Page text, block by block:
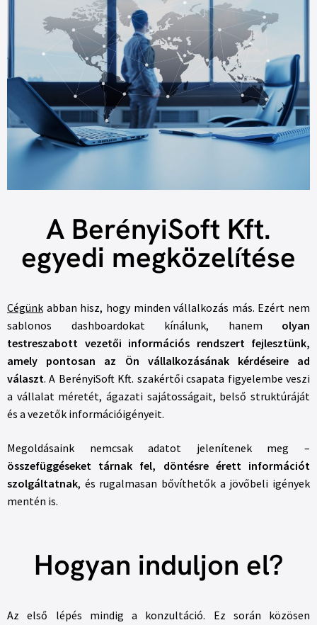
A BerényiSoft Kft.
egyedi megközelítése
Cégünk abban hisz, hogy minden vállalkozás más. Ezért nem
sablonos dashboardokat kínálunk, hanem olyan
testreszabott vezetői információs rendszert fejlesztünk,
amely pontosan az Ön vállalkozásának kérdéseire ad
választ. A BerényiSoft Kft. szakértői csapata figyelembe veszi
a vállalat méretét, ágazati sajátosságait, belső struktúráját
és a vezetők információigényeit.
Megoldásaink nemcsak adatot jelenítenek meg –
összefüggéseket tárnak fel, döntésre érett információt
szolgáltatnak, és rugalmasan bővíthetők a jövőbeli igények
mentén is.
Hogyan induljon el?
Az első lépés mindig a konzultáció. Ez során közösen